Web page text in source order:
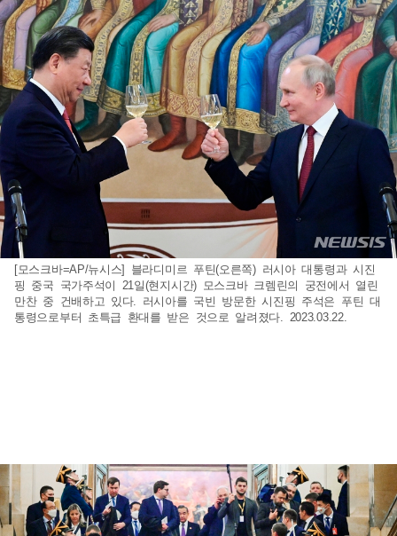
[모스크바=AP/뉴시스] 블라디미르 푸틴(오른쪽) 러시아 대통령과 시진
핑 중국 국가주석이 21일(현지시간) 모스크바 크렘린의 궁전에서 열린
만찬 중 건배하고 있다. 러시아를 국빈 방문한 시진핑 주석은 푸틴 대
통령으로부터 초특급 환대를 받은 것으로 알려졌다. 2023.03.22.